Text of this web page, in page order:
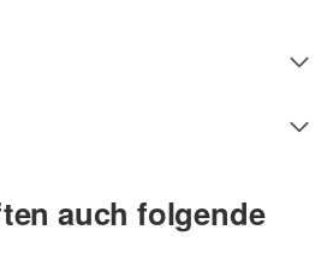
auch folgende